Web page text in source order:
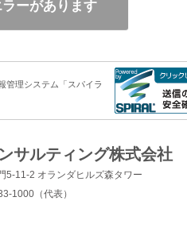
管理システム「スパイラ
サルティング株式会社
5-11-2 オランダヒルズ森タワー
1000（代表）